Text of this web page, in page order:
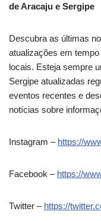
de Aracaju e Sergipe
Descubra as últimas
atualizações em
locais. Esteja sempre
Sergipe atualizadas
eventos recentes e
notícias sobre
Instagram – https://
Facebook – https://
Twitter – https://